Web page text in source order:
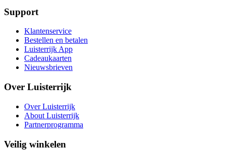
Support
Klantenservice
Bestellen en betalen
Luisterrijk App
Cadeaukaarten
Nieuwsbrieven
Over Luisterrijk
Over Luisterrijk
About Luisterrijk
Partnerprogramma
Veilig winkelen